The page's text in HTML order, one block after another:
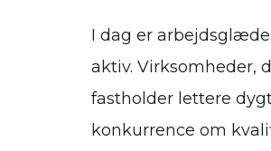
I dag er
aktiv. Virksomheder,
fastholder lettere
konkurrence om